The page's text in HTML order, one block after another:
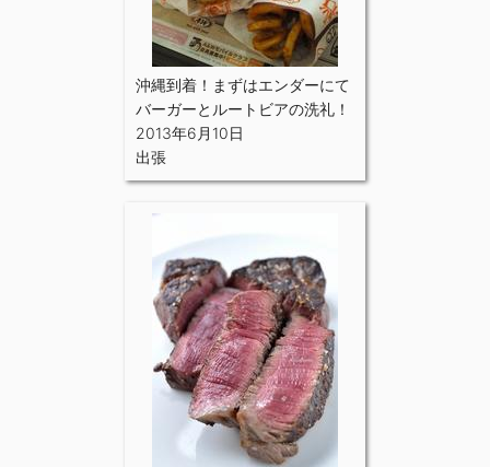
沖縄到着！まずはエンダーにて
バーガーとルートビアの洗礼！
2013年6月10日
出張